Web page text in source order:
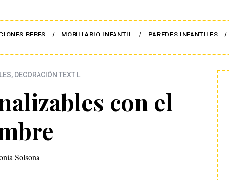
BEBES MOBILIARIO INFANTIL PAREDES INFANTILES
, DECORACIÓN TEXTIL
con el
Solsona